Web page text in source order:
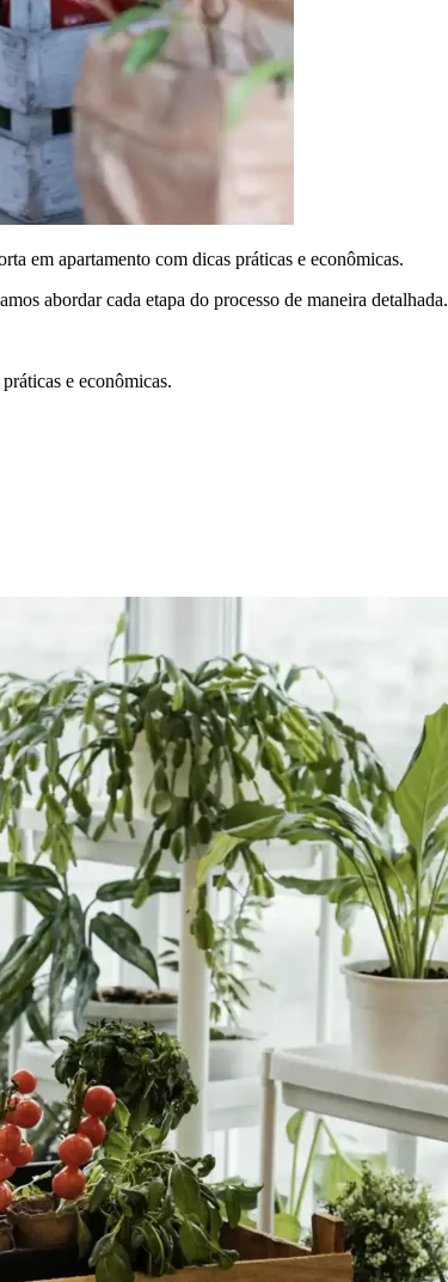
em apartamento com dicas práticas e econômicas.
abordar cada etapa do processo de maneira detalhada.
e econômicas.